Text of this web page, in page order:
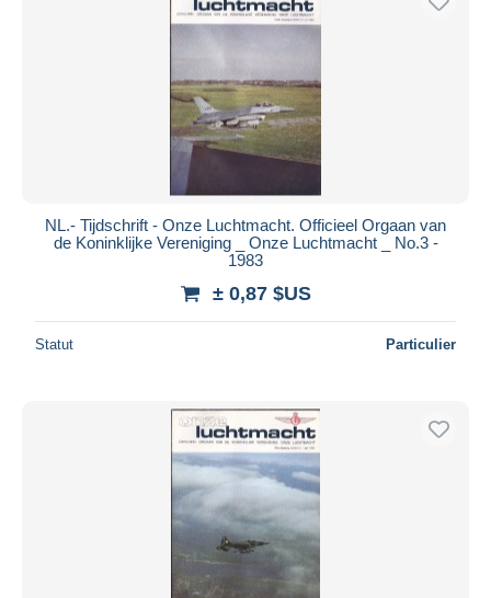
NL.- Tijdschrift - Onze Luchtmacht. Officieel Orgaan van
de Koninklijke Vereniging _ Onze Luchtmacht _ No.3 -
1983
± 0,87 $US
Statut Particulier